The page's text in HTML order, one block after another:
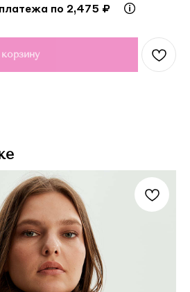
по 2,475 ₽